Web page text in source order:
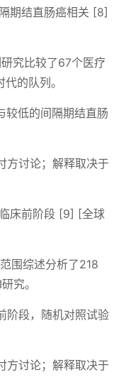
期结直肠癌相关 [8]
究比较了67个医疗
的队列。
较低的间隔期结直肠
方讨论；解释取决于
床前阶段 [9] [全球
围综述分析了218
究。
阶段，随机对照试验
方讨论；解释取决于